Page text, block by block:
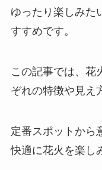
ゆったり楽しみた
すすめです。
この記事では、花
ぞれの特徴や見え
定番スポットから
快適に花火を楽し